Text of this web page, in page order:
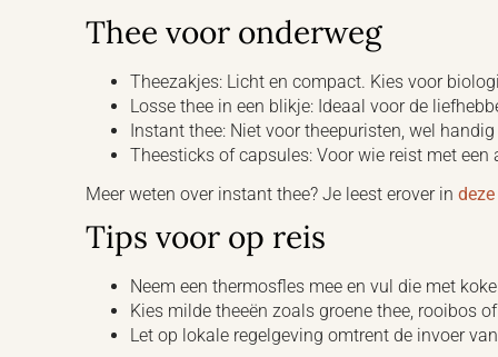
Thee voor onderweg
Theezakjes: Licht en compact. Kies voor
Losse thee in een blikje: Ideaal voor de
Instant thee: Niet voor theepuristen, wel
Theesticks of capsules: Voor wie reist met
Meer weten over instant thee? Je leest erover in
Tips voor op reis
Neem een thermosfles mee en vul die met
Kies milde theeën zoals groene thee, rooibos
Let op lokale regelgeving omtrent de invoer